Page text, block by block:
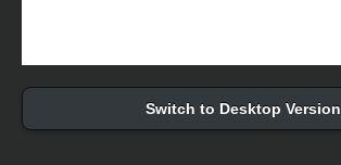
Switch to Desktop Version